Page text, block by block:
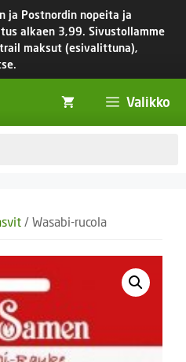
ja Postnordin nopeita ja
alkaen 3,99. Sivustollamme
maksut (esivalittuna),
Valikko
/ Wasabi-rucola